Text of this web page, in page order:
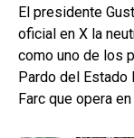
El presidente
oficial en X la
como uno de los
Pardo del Estado
Farc que opera